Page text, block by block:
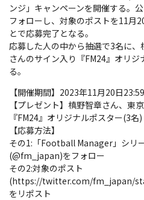
ンジ」キャンペーンを開催する。
フォローし、対象のポストを11月
とで応募完了となる。
応募した人の中から抽選で3名に
さんのサイン入り『FM24』オリ
る。
【開催期間】2023年11月20日
【プレゼント】槙野智章さん、東
『FM24』オリジナルポスター(3名)
【応募方法】
その1:「Football Manager」シリ
(@fm_japan)をフォロー
その2:対象のポスト
(https://twitter.com/fm_japan/
をリポスト